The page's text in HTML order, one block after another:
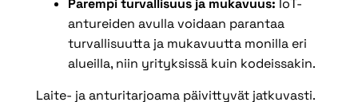
Parempi turvallisuus ja mukavuus: IoT-
antureiden avulla voidaan parantaa
turvallisuutta ja mukavuutta monilla eri
alueilla, niin yrityksissä kuin kodeissakin.
Laite- ja anturitarjoama päivittyvät jatkuvasti.